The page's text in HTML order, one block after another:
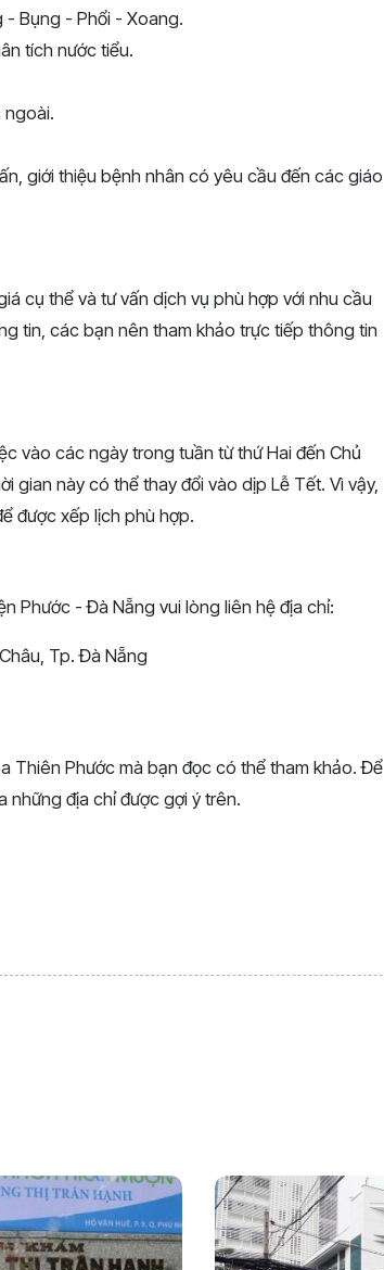
Bụng - Phổi - Xoang.
tích nước tiểu.
ngoài.
giới thiệu bệnh nhân có yêu cầu đến các giáo
cụ thể và tư vấn dịch vụ phù hợp với nhu cầu
tin, các bạn nên tham khảo trực tiếp thông tin
vào các ngày trong tuần từ thứ Hai đến Chủ
gian này có thể thay đổi vào dịp Lễ Tết. Vì vậy,
được xếp lịch phù hợp.
Phước - Đà Nẵng vui lòng liên hệ địa chỉ:
Tp. Đà Nẵng
Thiên Phước mà bạn đọc có thể tham khảo. Để
những địa chỉ được gợi ý trên.